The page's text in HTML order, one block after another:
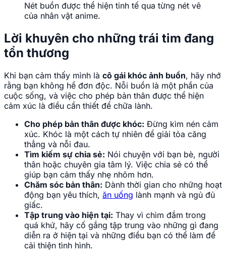
Nét buồn được thể hiện tinh tế qua từng nét vẽ
của nhân vật anime.
Lời khuyên cho những trái tim đang
tổn thương
Khi bạn cảm thấy mình là cô gái khóc ảnh buồn, hãy nhớ
rằng bạn không hề đơn độc. Nỗi buồn là một phần của
cuộc sống, và việc cho phép bản thân được thể hiện
cảm xúc là điều cần thiết để chữa lành.
Cho phép bản thân được khóc: Đừng kìm nén cảm
xúc. Khóc là một cách tự nhiên để giải tỏa căng
thẳng và nỗi đau.
Tìm kiếm sự chia sẻ: Nói chuyện với bạn bè, người
thân hoặc chuyên gia tâm lý. Việc chia sẻ có thể
giúp bạn cảm thấy nhẹ nhõm hơn.
Chăm sóc bản thân: Dành thời gian cho những hoạt
động bạn yêu thích, ăn uống lành mạnh và ngủ đủ
giấc.
Tập trung vào hiện tại: Thay vì chìm đắm trong
quá khứ, hãy cố gắng tập trung vào những gì đang
diễn ra ở hiện tại và những điều bạn có thể làm để
cải thiện tình hình.